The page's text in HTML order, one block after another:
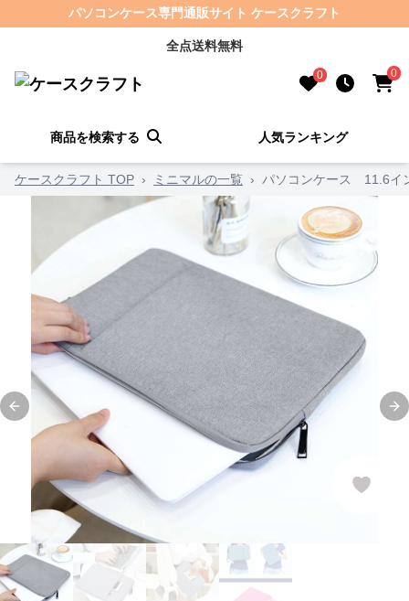
パソコンケース専門通販サイト ケースクラフト
全点送料無料
0 0
商品を検索する 人気ランキング
ケースクラフト TOP › ミニマルの一覧 › パソコンケース 11.6イ
Previous slide